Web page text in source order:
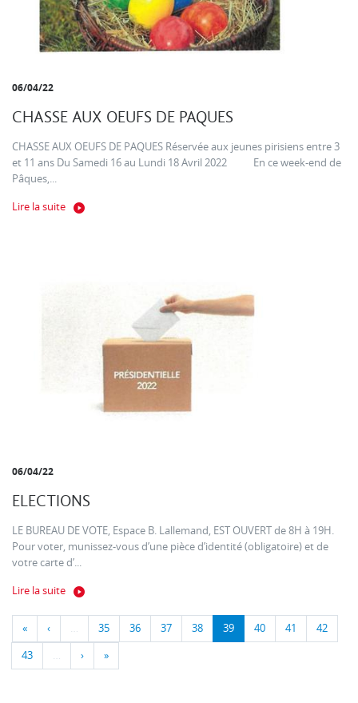
06/04/22
CHASSE AUX OEUFS DE PAQUES
CHASSE AUX OEUFS DE PAQUES Réservée aux jeunes pirisiens entre 3
et 11 ans Du Samedi 16 au Lundi 18 Avril 2022 En ce week-end de
Pâques,...
Lire la suite
06/04/22
ELECTIONS
LE BUREAU DE VOTE, Espace B. Lallemand, EST OUVERT de 8H à 19H.
Pour voter, munissez-vous d’une pièce d’identité (obligatoire) et de
votre carte d’...
Lire la suite
« ‹ … 35 36 37 38 39 40 41 42
43 … › »